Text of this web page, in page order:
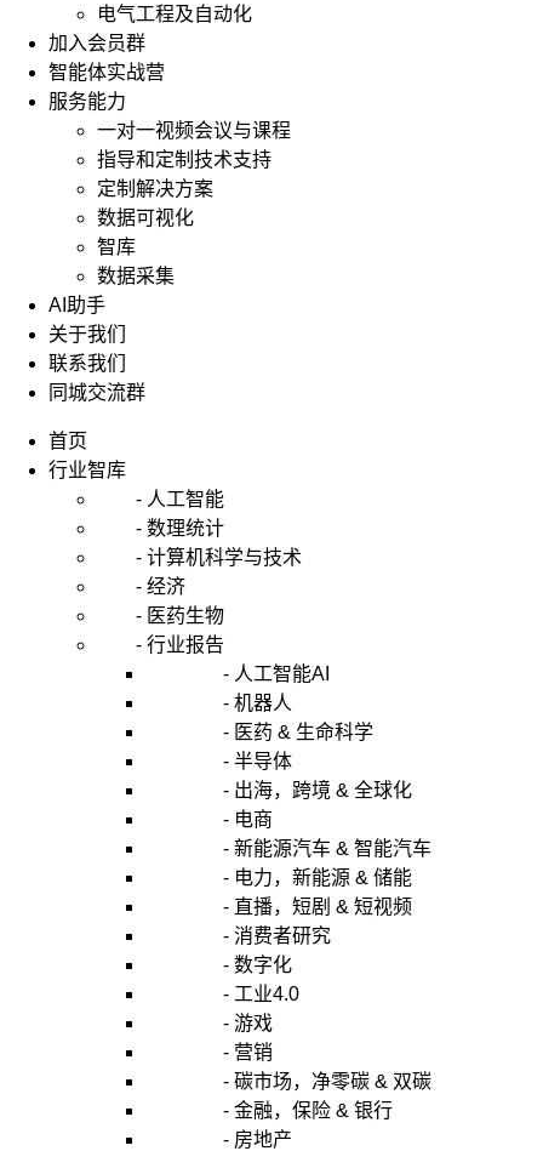
电气工程及自动化
加入会员群
智能体实战营
服务能力
一对一视频会议与课程
指导和定制技术支持
定制解决方案
数据可视化
智库
数据采集
AI助手
关于我们
联系我们
同城交流群
首页
行业智库
- 人工智能
- 数理统计
- 计算机科学与技术
- 经济
- 医药生物
- 行业报告
- 人工智能AI
- 机器人
- 医药 & 生命科学
- 半导体
- 出海，跨境 & 全球化
- 电商
- 新能源汽车 & 智能汽车
- 电力，新能源 & 储能
- 直播，短剧 & 短视频
- 消费者研究
- 数字化
- 工业4.0
- 游戏
- 营销
- 碳市场，净零碳 & 双碳
- 金融，保险 & 银行
- 房地产